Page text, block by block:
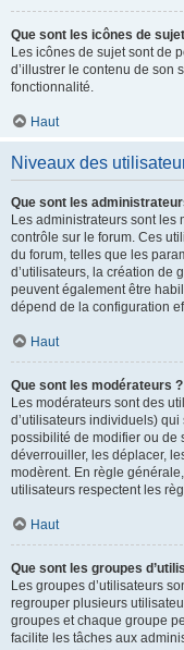
Que sont les icônes de
Les icônes de sujet sont de
d’illustrer le contenu de son
fonctionnalité.
Haut
Niveaux des
Que sont les
Les administrateurs sont les
contrôle sur le forum. Ces
du forum, telles que les
d’utilisateurs, la création de
peuvent également être
dépend de la configuration
Haut
Que sont les modérateurs ?
Les modérateurs sont des
d’utilisateurs individuels)
possibilité de modifier ou de
déverrouiller, les déplacer,
modèrent. En règle
utilisateurs respectent les
Haut
Que sont les groupes
Les groupes d’utilisateurs
regrouper plusieurs
groupes et chaque groupe
facilite les tâches aux